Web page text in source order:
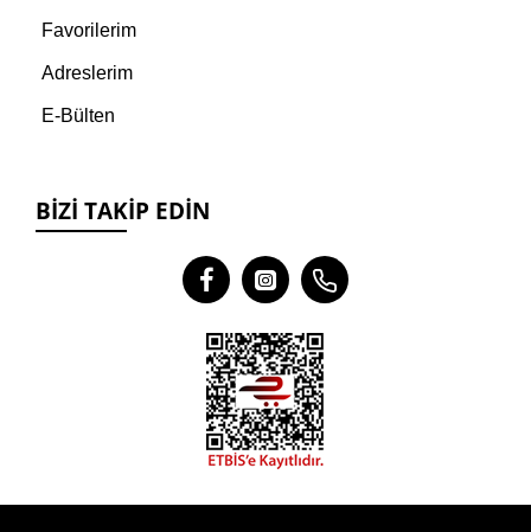
Favorilerim
Adreslerim
E-Bülten
BIZI TAKIP EDIN